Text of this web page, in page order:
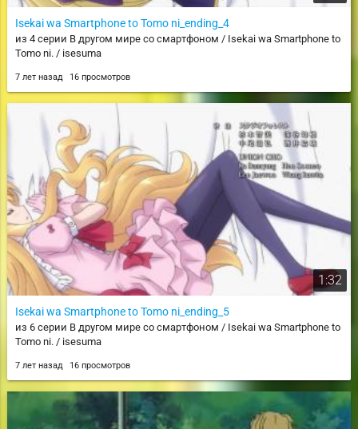
Isekai wa Smartphone to Tomo ni_ending_4
из 4 серии В другом мире со смартфоном / Isekai wa Smartphone to
Tomo ni. / isesuma
7 лет назад 16 просмотров
1:32
Isekai wa Smartphone to Tomo ni_ending_5
из 6 серии В другом мире со смартфоном / Isekai wa Smartphone to
Tomo ni. / isesuma
7 лет назад 16 просмотров